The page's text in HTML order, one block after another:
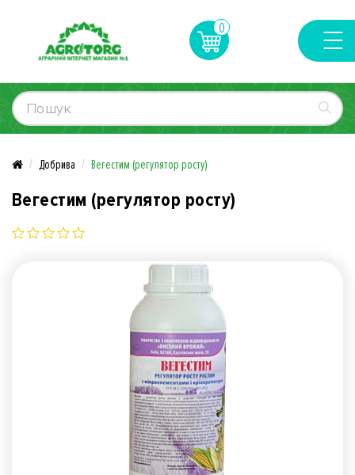
0
Добрива Вегестим (регулятор росту)
Вегестим (регулятор росту)